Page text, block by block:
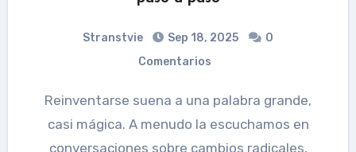
Stranstvie Sep 18, 2025
0
Comentarios
Reinventarse suena a una palabra grande,
casi mágica. A menudo la escuchamos en
conversaciones sobre cambios radicales,